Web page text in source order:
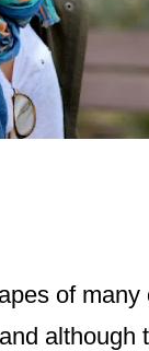
of
although